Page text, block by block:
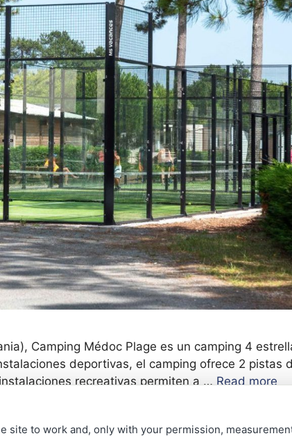
Camping Médoc Plage es un camping 4
deportivas, el camping ofrece 2 pistas
recreativas permiten a … Read more
site to work and, only with your permission,